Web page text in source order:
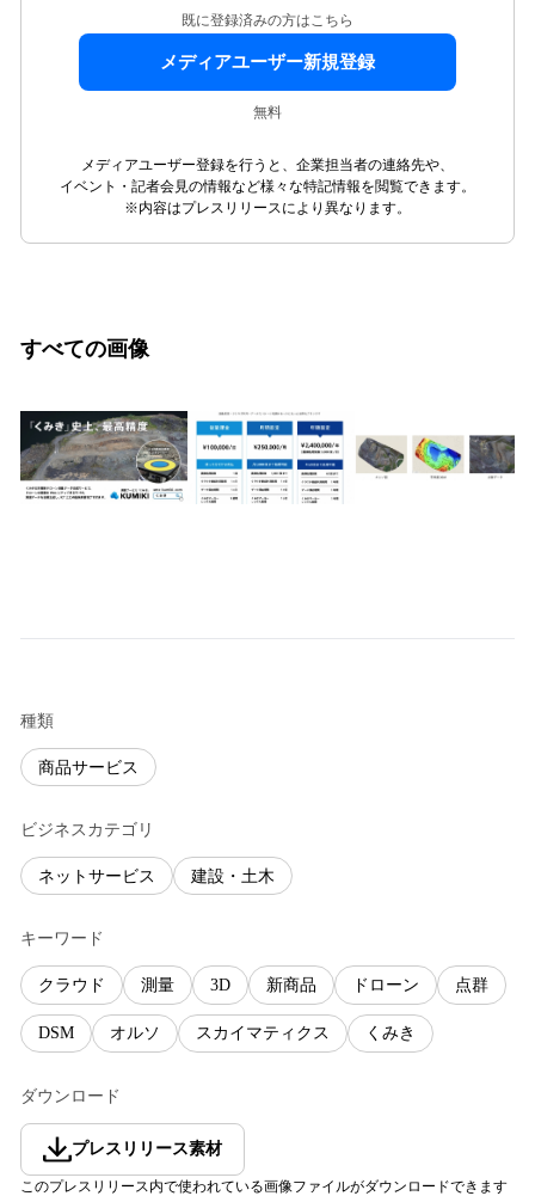
既に登録済みの方はこちら
メディアユーザー新規登録
無料
メディアユーザー登録を行うと、企業担当者の連絡先や、
イベント・記者会見の情報など様々な特記情報を閲覧できます。
※内容はプレスリリースにより異なります。
すべての画像
種類
商品サービス
ビジネスカテゴリ
ネットサービス 建設・土木
キーワード
クラウド 測量 3D 新商品 ドローン 点群
DSM オルソ スカイマティクス くみき
ダウンロード
プレスリリース素材
このプレスリリース内で使われている画像ファイルがダウンロードできます